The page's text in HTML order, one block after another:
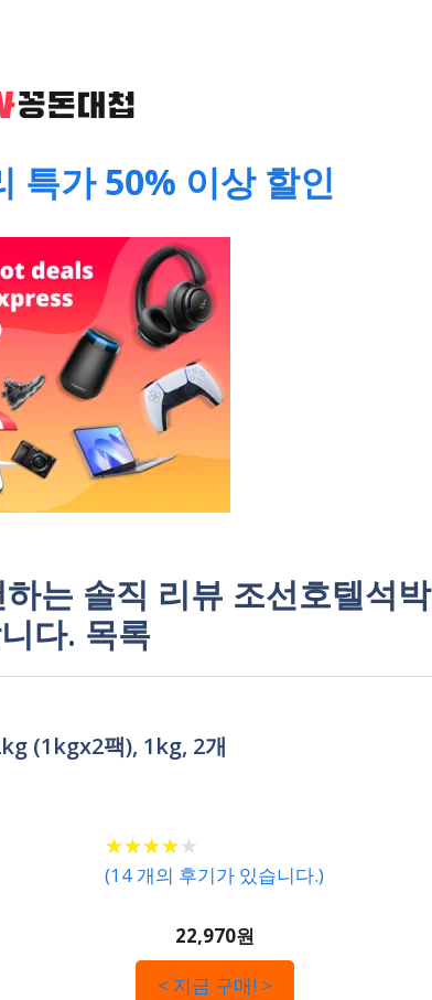
특가 50% 이상 할인
는 솔직 리뷰 조선호텔석박
다. 목록
(1kgx2팩), 1kg, 2개
★★★★★
★★★★★
(14개의 후기가 있습니다.)
22,970원
< 지금 구매! >